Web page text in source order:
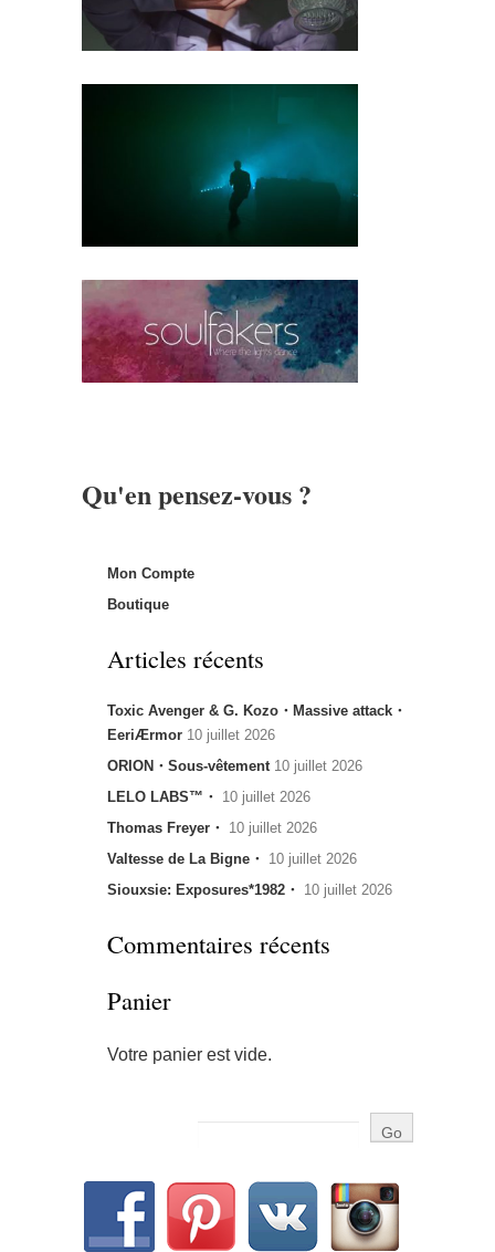
Qu'en pensez-vous ?
Mon Compte
Boutique
Articles récents
Toxic Avenger & G. Kozo・Massive attack・
EeriÆrmor 10 juillet 2026
ORION・Sous-vêtement 10 juillet 2026
LELO LABS™・ 10 juillet 2026
Thomas Freyer・ 10 juillet 2026
Valtesse de La Bigne・ 10 juillet 2026
Siouxsie: Exposures*1982・ 10 juillet 2026
Commentaires récents
Panier
Votre panier est vide.